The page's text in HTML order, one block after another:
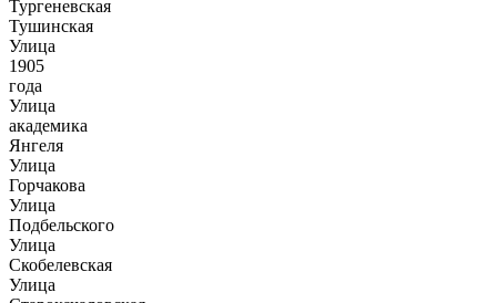
Тургеневская
Тушинская
Улица
1905
года
Улица
академика
Янгеля
Улица
Горчакова
Улица
Подбельского
Улица
Скобелевская
Улица